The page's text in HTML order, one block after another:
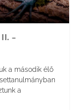
–
a második élő
a